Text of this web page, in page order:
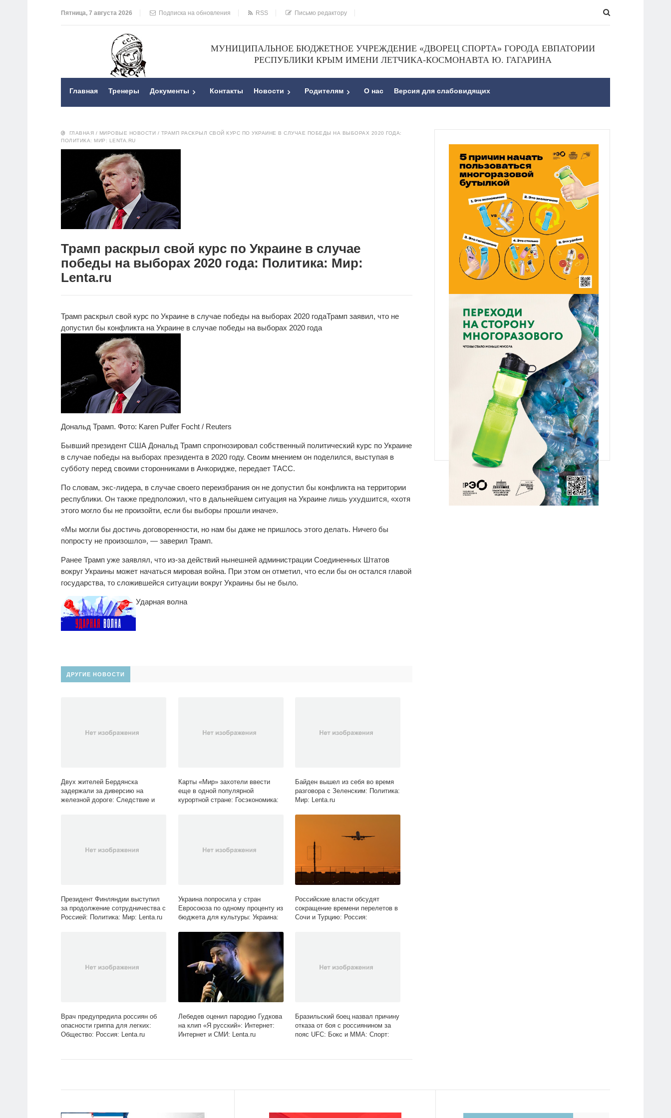
Пятница, 7 августа 2026 Подписка на обновления RSS Письмо редактору
МУНИЦИПАЛЬНОЕ БЮДЖЕТНОЕ УЧРЕЖДЕНИЕ «ДВОРЕЦ СПОРТА» ГОРОДА ЕВПАТОРИИ
РЕСПУБЛИКИ КРЫМ ИМЕНИ ЛЕТЧИКА-КОСМОНАВТА Ю. ГАГАРИНА
Главная Тренеры Документы Контакты Новости Родителям О нас Версия для слабовидящих
ГЛАВНАЯ / МИРОВЫЕ НОВОСТИ / ТРАМП РАСКРЫЛ СВОЙ КУРС ПО УКРАИНЕ В СЛУЧАЕ ПОБЕДЫ НА ВЫБОРАХ 2020 ГОДА:
ПОЛИТИКА: МИР: LENTA.RU
Трамп раскрыл свой курс по Украине в случае
победы на выборах 2020 года: Политика: Мир:
Lenta.ru
Трамп раскрыл свой курс по Украине в случае победы на выборах 2020 годаТрамп заявил, что не
допустил бы конфликта на Украине в случае победы на выборах 2020 года
Дональд Трамп. Фото: Karen Pulfer Focht / Reuters
Бывший президент США Дональд Трамп спрогнозировал собственный политический курс по Украине
в случае победы на выборах президента в 2020 году. Своим мнением он поделился, выступая в
субботу перед своими сторонниками в Анкоридже, передает ТАСС.
По словам, экс-лидера, в случае своего переизбрания он не допустил бы конфликта на территории
республики. Он также предположил, что в дальнейшем ситуация на Украине лишь ухудшится, «хотя
этого могло бы не произойти, если бы выборы прошли иначе».
«Мы могли бы достичь договоренности, но нам бы даже не пришлось этого делать. Ничего бы
попросту не произошло», — заверил Трамп.
Ранее Трамп уже заявлял, что из-за действий нынешней администрации Соединенных Штатов
вокруг Украины может начаться мировая война. При этом он отметил, что если бы он остался главой
государства, то сложившейся ситуации вокруг Украины бы не было.
Ударная волна
ДРУГИЕ НОВОСТИ
Двух жителей Бердянска
задержали за диверсию на
железной дороге: Следствие и
Карты «Мир» захотели ввести
еще в одной популярной
курортной стране: Госэкономика:
Байден вышел из себя во время
разговора с Зеленским: Политика:
Мир: Lenta.ru
Президент Финляндии выступил
за продолжение сотрудничества с
Россией: Политика: Мир: Lenta.ru
Украина попросила у стран
Евросоюза по одному проценту из
бюджета для культуры: Украина:
Российские власти обсудят
сокращение времени перелетов в
Сочи и Турцию: Россия:
Врач предупредила россиян об
опасности гриппа для легких:
Общество: Россия: Lenta.ru
Лебедев оценил пародию Гудкова
на клип «Я русский»: Интернет:
Интернет и СМИ: Lenta.ru
Бразильский боец назвал причину
отказа от боя с россиянином за
пояс UFC: Бокс и ММА: Спорт: